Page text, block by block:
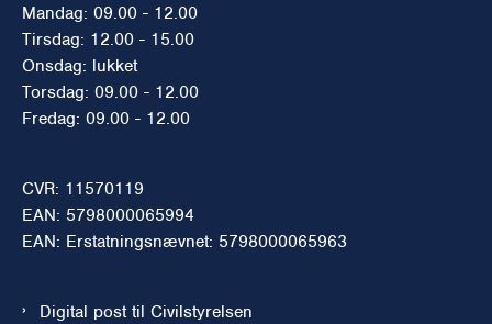
Mandag: 09.00 - 12.00
Tirsdag: 12.00 - 15.00
Onsdag: lukket
Torsdag: 09.00 - 12.00
Fredag: 09.00 - 12.00
CVR: 11570119
EAN: 5798000065994
EAN: Erstatningsnævnet: 5798000065963
Digital post til Civilstyrelsen